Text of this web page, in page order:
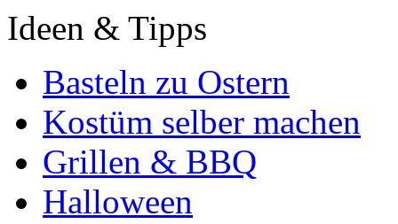
Ideen & Tipps
Basteln zu Ostern
Kostüm selber machen
Grillen & BBQ
Halloween